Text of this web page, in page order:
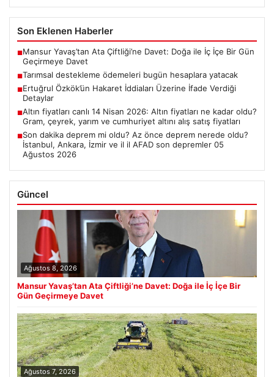
Son Eklenen Haberler
■Mansur Yavaş’tan Ata Çiftliği’ne Davet: Doğa ile İç İçe Bir Gün
Geçirmeye Davet
■Tarımsal destekleme ödemeleri bugün hesaplara yatacak
■Ertuğrul Özkök’ün Hakaret İddiaları Üzerine İfade Verdiği
Detaylar
■Altın fiyatları canlı 14 Nisan 2026: Altın fiyatları ne kadar oldu?
Gram, çeyrek, yarım ve cumhuriyet altını alış satış fiyatları
■Son dakika deprem mi oldu? Az önce deprem nerede oldu?
İstanbul, Ankara, İzmir ve il il AFAD son depremler 05
Ağustos 2026
Güncel
Ağustos 8, 2026
Mansur Yavaş’tan Ata Çiftliği’ne Davet: Doğa ile İç İçe Bir
Gün Geçirmeye Davet
Ağustos 7, 2026